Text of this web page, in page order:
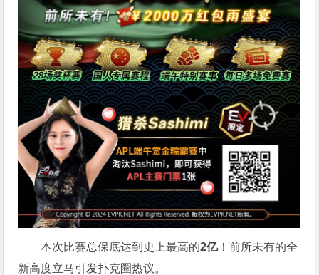
本次比赛总保底达到史上最高的2亿！前所未有的全
新高度立马引发扑克圈热议。